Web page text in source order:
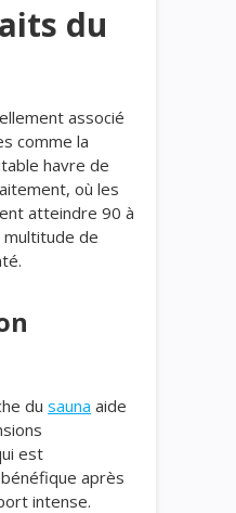
du
associé
comme la
havre de
où les
atteindre 90 à
multitude de
du sauna aide
est
après
intense.